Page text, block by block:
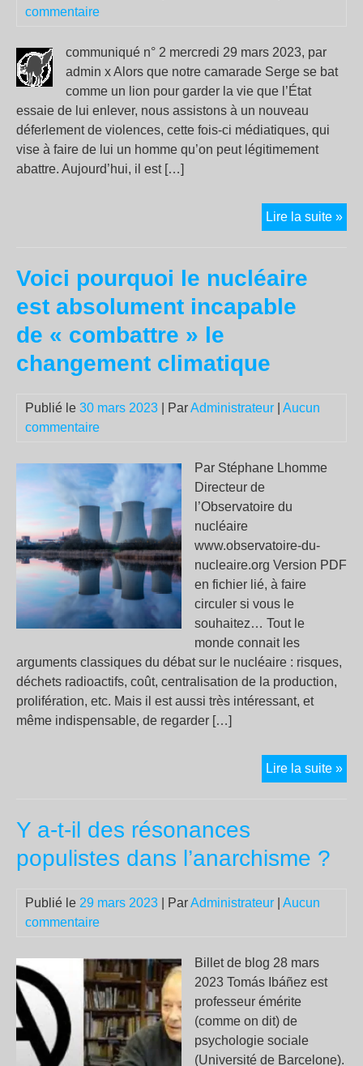
commentaire
communiqué n° 2 mercredi 29 mars 2023, par
admin x Alors que notre camarade Serge se bat
comme un lion pour garder la vie que l’État
essaie de lui enlever, nous assistons à un nouveau
déferlement de violences, cette fois-ci médiatiques, qui
vise à faire de lui un homme qu’on peut légitimement
abattre. Aujourd’hui, il est […]
Lire la suite »À
Voici pourquoi le nucléaire
est absolument incapable
de « combattre » le
changement climatique
Publié le 30 mars 2023 | ParAdministrateur
Aucun
commentaire
Par Stéphane Lhomme
Directeur de
l’Observatoire du
nucléaire
www.observatoire-du-
nucleaire.org Version PDF
en fichier lié, à faire
circuler si vous le
souhaitez… Tout le
monde connait les
arguments classiques du débat sur le nucléaire : risques,
déchets radioactifs, coût, centralisation de la production,
prolifération, etc. Mais il est aussi très intéressant, et
même indispensable, de regarder […]
Lire la suite »
Y a-t-il des résonances
populistes dans l’anarchisme ?
Publié le 29 mars 2023 | ParAdministrateur
Aucun
commentaire
Billet de blog 28 mars
2023 Tomás Ibáñez est
professeur émérite
(comme on dit) de
psychologie sociale
(Université de Barcelone).